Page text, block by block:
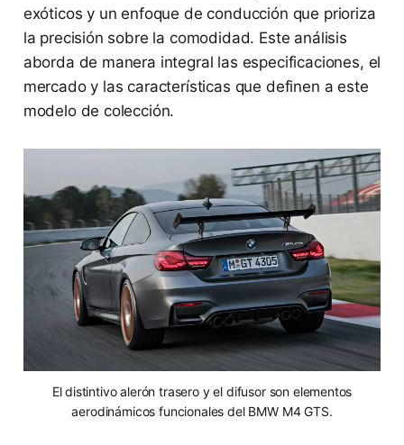
exóticos y un enfoque de conducción que prioriza
la precisión sobre la comodidad. Este análisis
aborda de manera integral las especificaciones, el
mercado y las características que definen a este
modelo de colección.
El distintivo alerón trasero y el difusor son elementos
aerodinámicos funcionales del BMW M4 GTS.